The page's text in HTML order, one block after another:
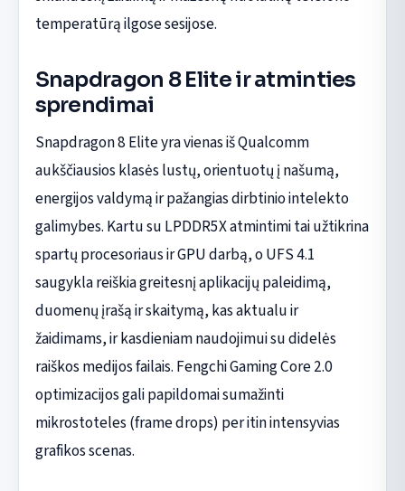
temperatūrą ilgose sesijose.
Snapdragon 8 Elite ir atminties
sprendimai
Snapdragon 8 Elite yra vienas iš Qualcomm
aukščiausios klasės lustų, orientuotų į našumą,
energijos valdymą ir pažangias dirbtinio intelekto
galimybes. Kartu su LPDDR5X atmintimi tai užtikrina
spartų procesoriaus ir GPU darbą, o UFS 4.1
saugykla reiškia greitesnį aplikacijų paleidimą,
duomenų įrašą ir skaitymą, kas aktualu ir
žaidimams, ir kasdieniam naudojimui su didelės
raiškos medijos failais. Fengchi Gaming Core 2.0
optimizacijos gali papildomai sumažinti
mikrostoteles (frame drops) per itin intensyvias
grafikos scenas.